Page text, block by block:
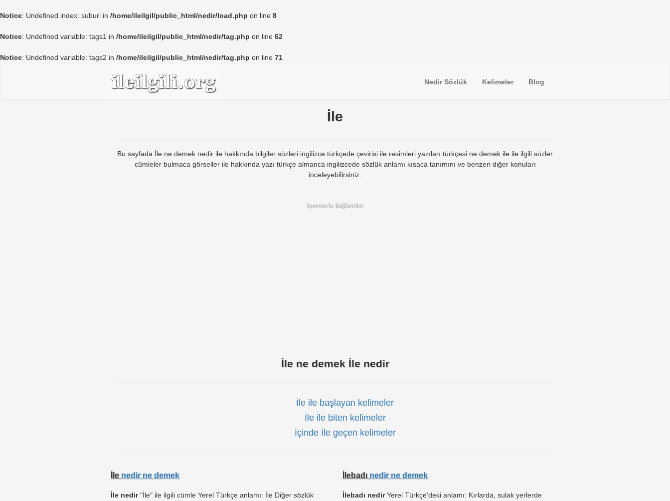
Notice: Undefined index: suburi in /home/ileilgil/public_html/nedir/load.php on line 8
Notice: Undefined variable: tags1 in /home/ileilgil/public_html/nedir/tag.php on line 62
Notice: Undefined variable: tags2 in /home/ileilgil/public_html/nedir/tag.php on line 71
Nedir Sözlük Kelimeler Blog
İle
Bu sayfada İle ne demek nedir ile hakkında bilgiler sözleri ingilizce türkçede çevirisi ile resimleri yazıları türkçesi ne demek ile ile ilgili sözler
cümleler bulmaca görseller ile hakkında yazı türkçe almanca ingilizcede sözlük anlamı kısaca tanımını ve benzeri diğer konuları
inceleyebilirsiniz.
İle ne demek İle nedir
İle ile başlayan kelimeler
İle ile biten kelimeler
İçinde İle geçen kelimeler
İle nedir ne demek
İle nedir"İle" ile ilgili cümle Yerel Türkçe anlamı: İle Diğer sözlük
İlebadı nedir ne demek
İlebadı nedirYerel Türkçe'deki anlamı: Kırlarda, sulak yerlerde